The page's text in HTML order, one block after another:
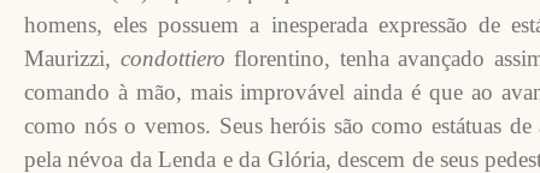
homens, eles possuem a inesperada expressão de
Maurizzi, condottiero florentino, tenha avançado
comando à mão, mais improvável ainda é que ao
como nós o vemos. Seus heróis são como estátuas
pela névoa da Lenda e da Glória, descem de seus